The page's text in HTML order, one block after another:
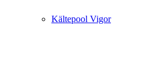
Kältepool Vigor